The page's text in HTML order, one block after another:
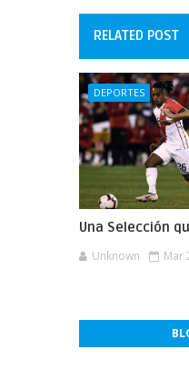
RELATED POST
DEPORTES
Una Selección
Unknown Mar